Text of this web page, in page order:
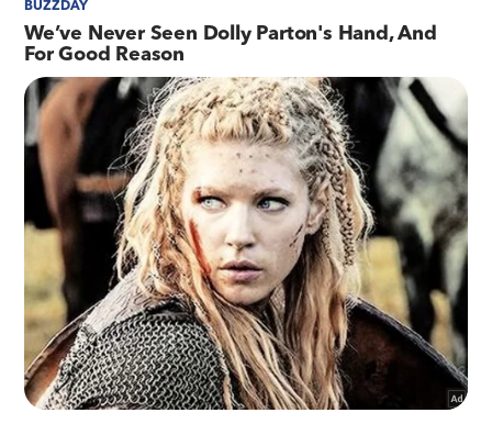
A Nova Linha Vermelha vai beneficiar mais de 140 mil pessoas
que passam pela rodovia todos os dias
| Foto: Divulgação
O recapeamento da estrada está sendo